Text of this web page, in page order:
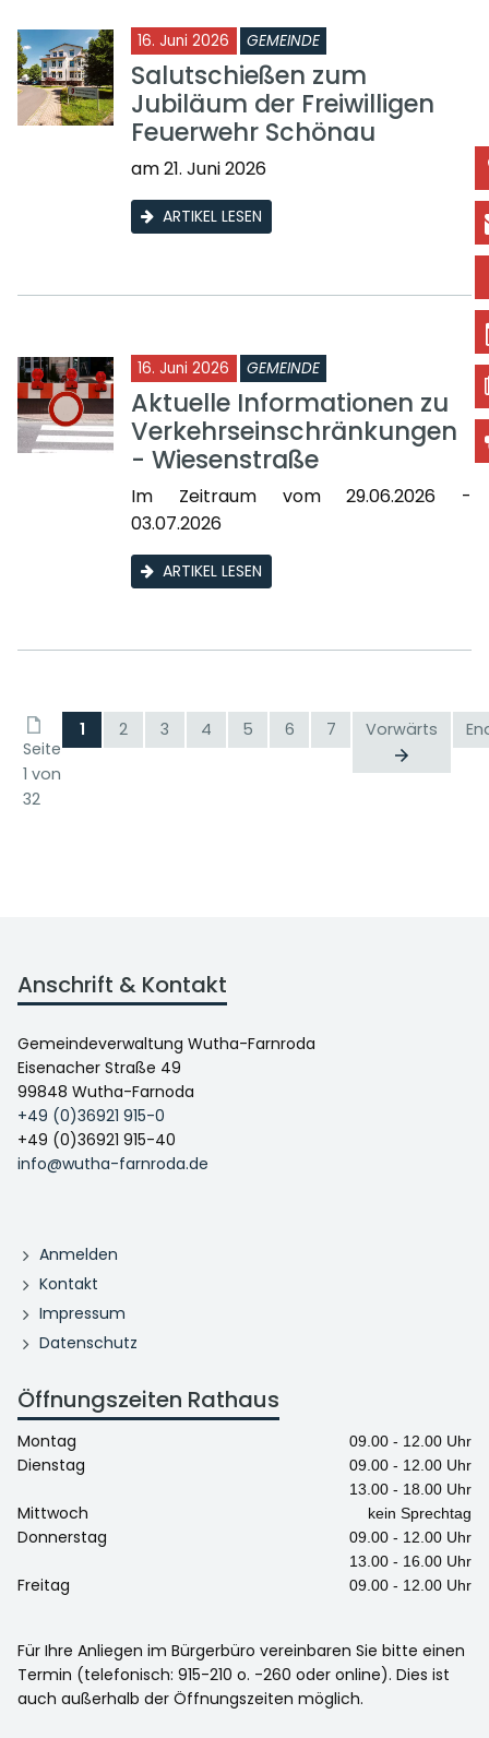
16. Juni 2026 GEMEINDE
Salutschießen zum
Jubiläum der Freiwilligen
Feuerwehr Schönau
am 21. Juni 2026
ARTIKEL LESEN
16. Juni 2026 GEMEINDE
Aktuelle Informationen zu
Verkehrseinschränkungen
- Wiesenstraße
Im Zeitraum vom 29.06.2026 -
03.07.2026
ARTIKEL LESEN
Seite
1 von
32
1 2 3 4 5 6 7 Vorwärts
Anschrift & Kontakt
Gemeindeverwaltung Wutha-Farnroda
Eisenacher Straße 49
99848 Wutha-Farnoda
+49 (0)36921 915-0
+49 (0)36921 915-40
info@wutha-farnroda.de
Anmelden
Kontakt
Impressum
Datenschutz
Öffnungszeiten Rathaus
Montag 09.00 - 12.00 Uhr
Dienstag
09.00 - 12.00 Uhr
13.00 - 18.00 Uhr
Mittwoch kein Sprechtag
Donnerstag
09.00 - 12.00 Uhr
13.00 - 16.00 Uhr
Freitag 09.00 - 12.00 Uhr
Für Ihre Anliegen im Bürgerbüro vereinbaren Sie bitte einen
Termin (telefonisch: 915-210 o. -260 oder online). Dies ist
auch außerhalb der Öffnungszeiten möglich.